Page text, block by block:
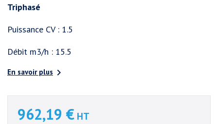
Triphasé
Puissance CV : 1.5
Débit m3/h : 15.5
En savoir plus 
962,19 € HT